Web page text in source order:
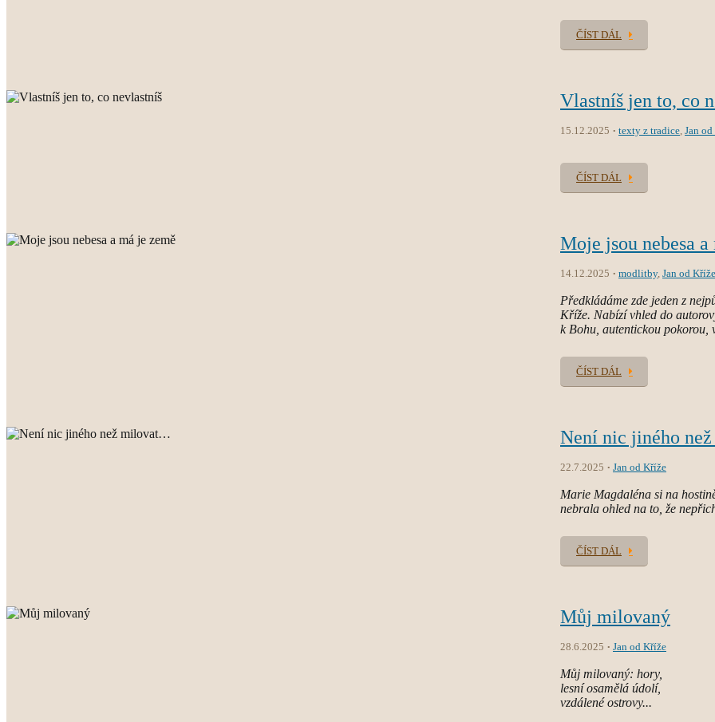
ČÍST DÁL
Vlastníš jen to, co
15.12.2025 texty z tradice, Jan
ČÍST DÁL
Moje jsou nebesa a
14.12.2025 modlitby, Jan od Kříže
Předkládáme zde jeden z
Kříže. Nabízí vhled do
k Bohu, autentickou pokorou,
ČÍST DÁL
Není nic jiného
22.7.2025 Jan od Kříže
Marie Magdaléna si na
nebrala ohled na to, že
ČÍST DÁL
Můj milovaný
28.6.2025 Jan od Kříže
Můj milovaný: hory,
lesní osamělá údolí,
vzdálené ostrovy...